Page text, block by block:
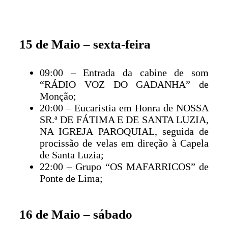
15 de Maio – sexta-feira
09:00 – Entrada da cabine de som
“RÁDIO VOZ DO GADANHA” de
Monção;
20:00 – Eucaristia em Honra de NOSSA
SR.ª DE FÁTIMA E DE SANTA LUZIA,
NA IGREJA PAROQUIAL, seguida de
procissão de velas em direção à Capela
de Santa Luzia;
22:00 – Grupo “OS MAFARRICOS” de
Ponte de Lima;
16 de Maio – sábado